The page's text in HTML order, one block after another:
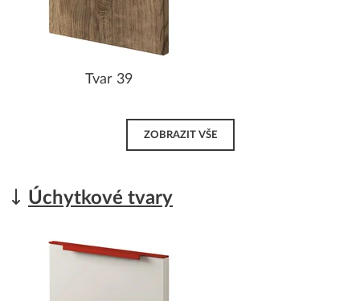
Tvar 39
ZOBRAZIT VŠE
Úchytkové tvary